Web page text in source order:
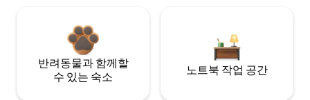
반려동물과 함께할
수 있는 숙소
노트북 작업 공간